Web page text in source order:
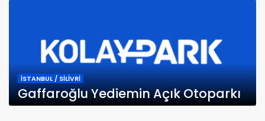
İSTANBUL / SİLİVRİ
Gaffaroğlu Yediemin Açık Otoparkı